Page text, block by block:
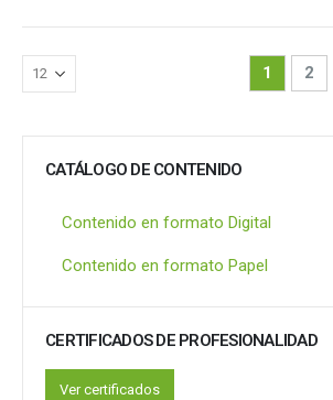
1 2
CATÁLOGO DE CONTENIDO
Contenido en formato Digital
Contenido en formato Papel
CERTIFICADOS DE PROFESIONALIDAD
Ver certificados